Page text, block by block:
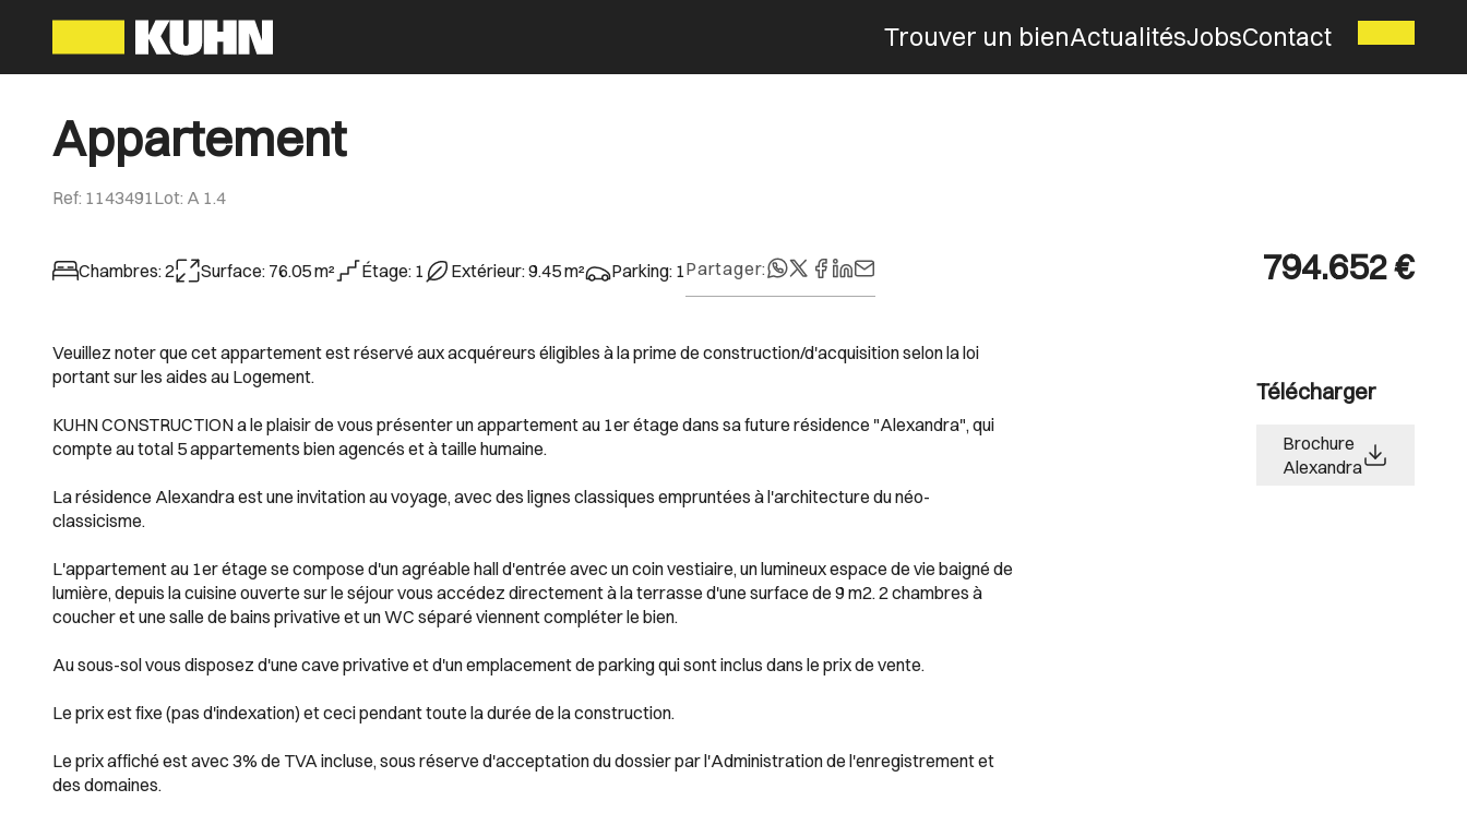
Appartement
Ref: 1143491Lot: A 1.4
Chambres:2 Surface: 76.05m² Étage: 1 Extérieur:9.45m² Parking: 1Partager:
Veuillez noter que cet appartement est réservé aux acquéreurs éligibles à la prime de construction/d'acquisition selon la loi
portant sur les aides au Logement.
KUHN CONSTRUCTION a le plaisir de vous présenter un appartement au 1er étage dans sa future résidence "Alexandra", qui
compte au total 5 appartements bien agencés et à taille humaine.
La résidence Alexandra est une invitation au voyage, avec des lignes classiques empruntées à l'architecture du néo-
classicisme.
L'appartement au 1er étage se compose d'un agréable hall d'entrée avec un coin vestiaire, un lumineux espace de vie baigné de
lumière, depuis la cuisine ouverte sur le séjour vous accédez directement à la terrasse d'une surface de 9 m2. 2 chambres à
coucher et une salle de bains privative et un WC séparé viennent compléter le bien.
Au sous-sol vous disposez d'une cave privative et d'un emplacement de parking qui sont inclus dans le prix de vente.
Le prix est fixe (pas d'indexation) et ceci pendant toute la durée de la construction.
Le prix affiché est avec 3% de TVA incluse, sous réserve d'acceptation du dossier par l'Administration de l'enregistrement et
des domaines.
794.652 €
Télécharger
Brochure
Alexandra
Trouver un bienActualitésJobsContact
Menu